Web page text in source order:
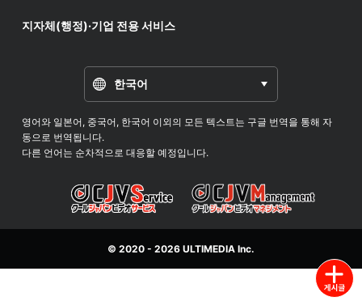
지자체(행정)·기업 전용 서비스
한국어
영어와 일본어, 중국어, 한국어 이외의 모든 텍스트는 구글 번역을 통해 자
동으로 번역됩니다.
다른 언어는 순차적으로 대응할 예정입니다.
© 2020 - 2026 ULTIMEDIA Inc.